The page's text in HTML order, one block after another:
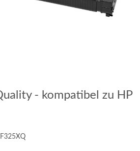
- kompatibel zu HP